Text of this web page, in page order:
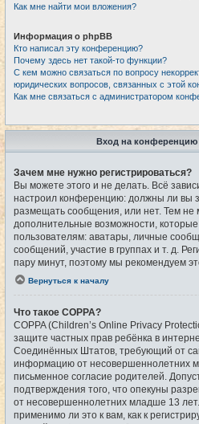
Как мне найти мои вложения?
Информация о phpBB
Кто написал эту конференцию?
Почему здесь нет такой-то функции?
С кем можно связаться по вопросу
юридических вопросов, связанных с этой
Как мне связаться с администратором
Вход на конференцию
Зачем мне нужно регистрироваться?
Вы можете этого и не делать. Всё
настроил конференцию: должны ли вы
размещать сообщения, или нет. Тем не
дополнительные возможности,
пользователям: аватары, личные
сообщений, участие в группах и т. д.
пару минут, поэтому мы рекомендуем
Вернуться к началу
Что такое COPPA?
COPPA (Children’s Online Privacy
защите частных прав ребёнка в
Соединённых Штатов, требующий от
информацию от несовершеннолетних
письменное согласие родителей.
подтверждения того, что опекуны
от несовершеннолетних младше 13
применимо ли это к вам, как к